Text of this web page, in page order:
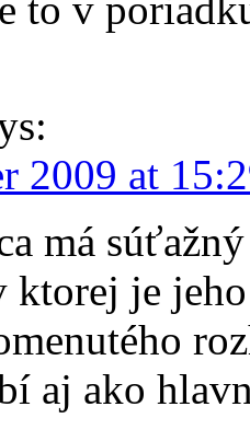
2009 at
má
ktorej je
aj ako